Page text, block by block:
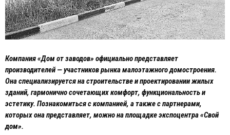
Компания «Дом от заводов» официально представляет
производителей — участников рынка малоэтажного домостроения.
Она специализируется на строительстве и проектировании жилых
зданий, гармонично сочетающих комфорт, функциональность и
эстетику. Познакомиться с компанией, а также с партнерами,
которых она представляет, можно на площадке экспоцентра «Свой
дом».